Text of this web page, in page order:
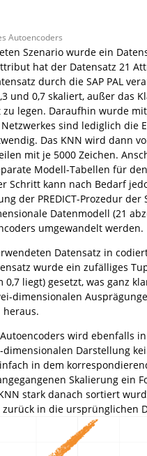
Autoencoders
Szenario wurde ein
hat der Datensatz 21
durch die SAP PAL
und 0,7 skaliert, außer das
legen. Daraufhin wurde
sind lediglich die
Das KNN wird dann
mit je 5000 Zeichen.
Modell-Tabellen für
Schritt kann nach Bedarf
der PREDICT-Prozedur
Datenmodell (21
umgewandelt werden.
Datensatz in
wurde ein zufälliges
liegt) gesetzt, was ganz
dimensionalen
wird ebenfalls
Darstellung
in dem
Skalierung ein
stark danach sortiert
in die ursprünglichen